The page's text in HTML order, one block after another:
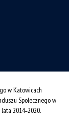
w Katowicach
Społecznego w
2014˗2020.